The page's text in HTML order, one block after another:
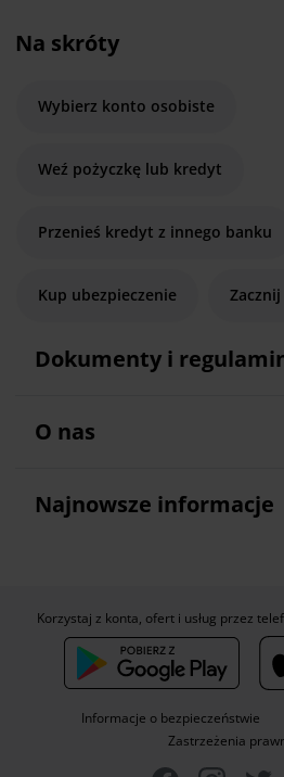
Na skróty
Wybierz konto osobiste
Weź pożyczkę lub kredyt
Przenieś kredyt z innego banku
Kup ubezpieczenie Zacznij
Dokumenty i
O nas
Najnowsze informacje
Informacje o bezpieczeństwie
Zastrzeżenia
Korzystaj z konta, ofert i usług przez